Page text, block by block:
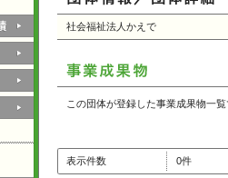
社会福祉法人かえで
この団体が登録した事業成果物一
表示件数 0件